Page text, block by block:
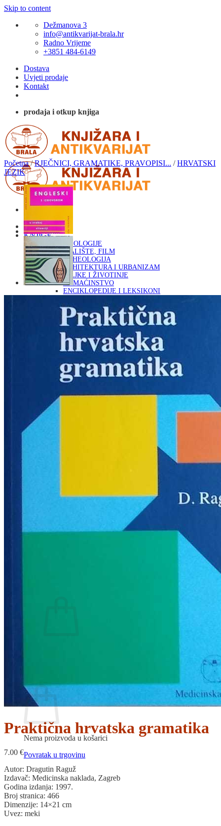
Skip to content
Dežmanova 3
info@antikvarijat-brala.hr
Radno Vrijeme
+3851 484-6149
Dostava
Uvjeti prodaje
Kontakt
prodaja i otkup knjiga
Naslovna
KNJIGE
OD ARHEOLOGIJE
DO KAZALIŠTE, FILM
ARHEOLOGIJA
ARHITEKTURA I URBANIZAM
BILJKE I ŽIVOTINJE
DOMAĆINSTVO
ENCIKLOPEDIJE I LEKSIKONI
FILOZOFIJA, SOCIOLOGIJA, ANTROPOLOGIJA
FOTOGRAFIJA
GLAZBENA UMJETNOST
KAZALIŠTE, FILM
OD KNJIŽEVNOST
DO RELIGIJA
KNJIŽEVNOST
LIKOVNA UMJETNOST
LJEKOVITO BILJE I ZDRAVLJE
MITOLOGIJA
POVIJEST I PUBLICISTIKA
PRIRODNE ZNANOSTI
RJEČNICI, GRAMATIKE, PRAVOPISI…
TEORIJA I POVIJEST KNJIŽEVNOSTI
VEDUTE
O nama
Nema proizvoda u košarici
Povratak u trgovinu
Početna / RJEČNICI, GRAMATIKE, PRAVOPISI... / HRVATSKI
JEZIK
Praktična hrvatska gramatika
7.00 €
Autor: Dragutin Raguž
Izdavač: Medicinska naklada, Zagreb
Godina izdanja: 1997.
Broj stranica: 466
Dimenzije: 14×21 cm
Uvez: meki